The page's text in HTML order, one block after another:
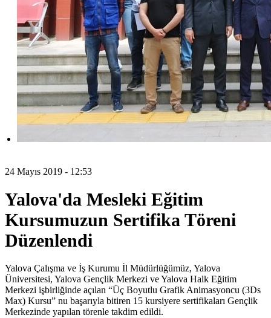
24 Mayıs 2019 - 12:53
Yalova'da Mesleki Eğitim
Kursumuzun Sertifika Töreni
Düzenlendi
Yalova Çalışma ve İş Kurumu İl Müdürlüğümüz, Yalova
Üniversitesi, Yalova Gençlik Merkezi ve Yalova Halk Eğitim
Merkezi işbirliğinde açılan “Üç Boyutlu Grafik Animasyoncu (3Ds
Max) Kursu” nu başarıyla bitiren 15 kursiyere sertifikaları Gençlik
Merkezinde yapılan törenle takdim edildi.